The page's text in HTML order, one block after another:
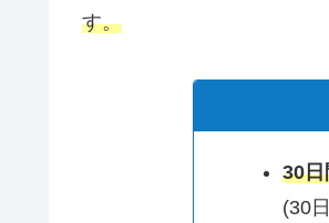
す。
30日
(30